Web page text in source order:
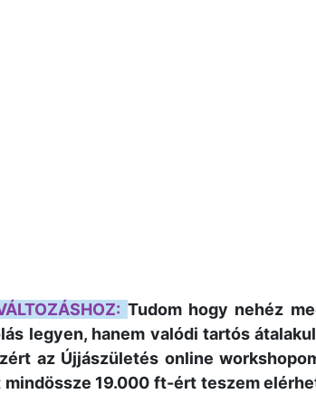
Tudom hogy nehéz
legyen, hanem valódi tartós
az Újjászületés online
19.000 ft-ért teszem